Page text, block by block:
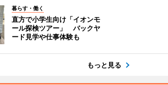
暮らす・働く
直方で小学生向け「イオンモ
ール探検ツアー」 バックヤ
ード見学や仕事体験も
もっと見る